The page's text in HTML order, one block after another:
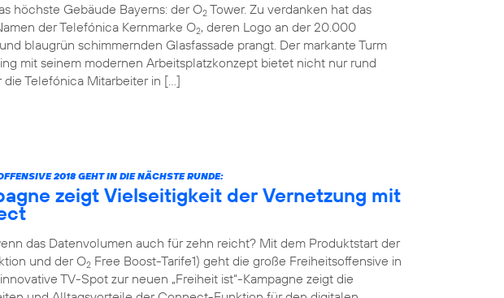
höchste Gebäude Bayerns: der O2 Tower. Zu verdanken hat das
der Telefónica Kernmarke O2, deren Logo an der 20.000
blaugrün schimmernden Glasfassade prangt. Der markante Turm
mit seinem modernen Arbeitsplatzkonzept bietet nicht nur rund
Telefónica Mitarbeiter in […]
2018 GEHT IN DIE NÄCHSTE RUNDE:
zeigt Vielseitigkeit der Vernetzung mit
das Datenvolumen auch für zehn reicht? Mit dem Produktstart der
und der O2 Free Boost-Tarife1) geht die große Freiheitsoffensive in
TV-Spot zur neuen „Freiheit ist“-Kampagne zeigt die